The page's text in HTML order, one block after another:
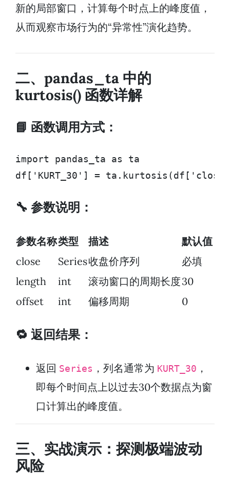
新的局部窗口，计算每个时点上的峰度值，
从而观察市场行为的“异常性”演化趋势。
二、pandas_ta 中的
kurtosis() 函数详解
📘 函数调用方式：
import pandas_ta as ta
df['KURT_30'] =
🔧 参数说明：
参数名称类型 描述
默认值
close
Series收盘价序列
必填
length
int 滚动窗口的周期长度30
offset
int 偏移周期 0
🔁 返回结果：
返回 Series ，列名通常为 KURT_30 ，
即每个时间点上以过去30个数据点为窗
口计算出的峰度值。
三、实战演示：探测极端波动
风险